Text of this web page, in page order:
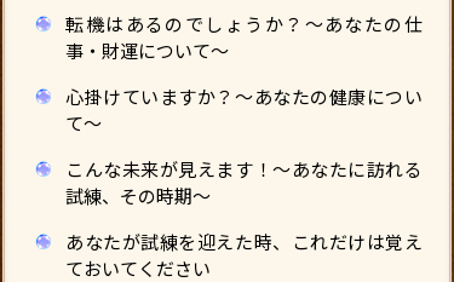
転機はあるのでしょうか？〜あなたの仕
事・財運について〜
心掛けていますか？〜あなたの健康につい
て〜
こんな未来が見えます！〜あなたに訪れる
試練、その時期〜
あなたが試練を迎えた時、これだけは覚え
ておいてください